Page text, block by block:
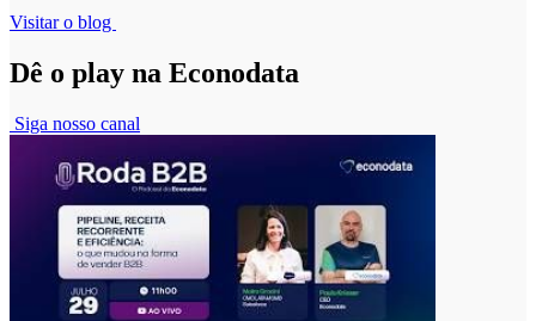
Visitar o blog
Dê o play na Econodata
Siga nosso canal